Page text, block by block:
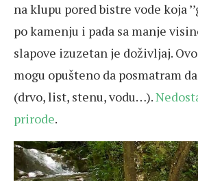
na klupu pored bistre vode koja
po kamenju i pada sa manje
slapove izuzetan je doživljaj.
mogu opušteno da posmatram
(drvo, list, stenu, vodu…).
prirode.